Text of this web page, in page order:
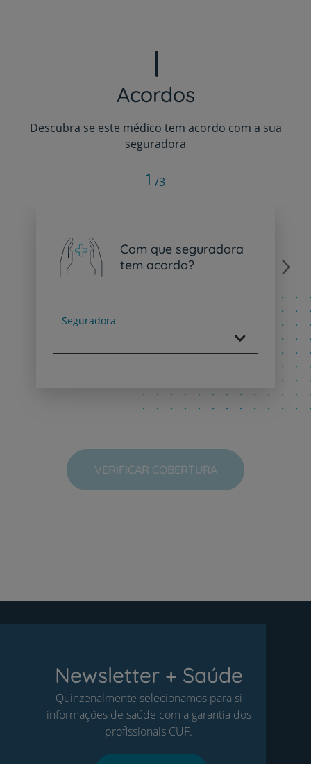
Acordos
Descubra se este médico tem acordo com a sua
seguradora
Com que seguradora
tem acordo?
Seguradora
Next
1 /3
VERIFICAR COBERTURA
Newsletter + Saúde
Quinzenalmente selecionamos para si
informações de saúde com a garantia dos
profissionais CUF.